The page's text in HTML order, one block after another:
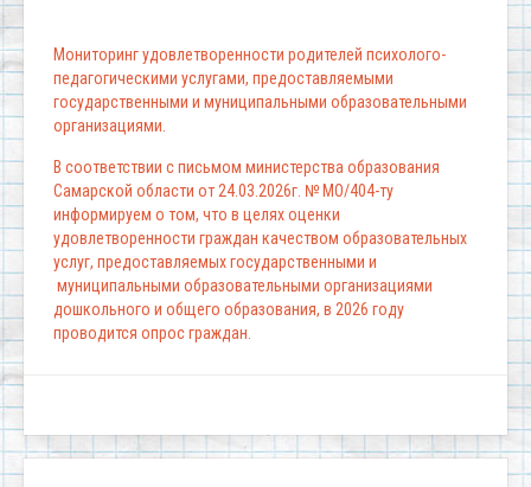
Мониторинг удовлетворенности родителей психолого-
педагогическими услугами, предоставляемыми
государственными и муниципальными образовательными
организациями.
В соответствии с письмом министерства образования
Самарской области от 24.03.2026г. № МО/404-ту
информируем о том, что в целях оценки
удовлетворенности граждан качеством образовательных
услуг, предоставляемых государственными и
муниципальными образовательными организациями
дошкольного и общего образования, в 2026 году
проводится опрос граждан.